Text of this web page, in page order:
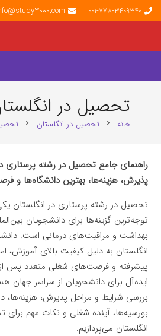
001-778-3409340
تحصیل در
خانه chevron_right تحصیل در انگلستان chevron_right
راهنمای جامع تحصیل در رشته پرستاری
پذیرش، هزینه‌ها، بهترین دانشگاه‌ها و
تحصیل در رشته پرستاری در انگلستان
توجه‌ترین گزینه‌ها برای دانشجویان
بهداشت و مراقبت‌های درمانی است.
انگلستان به دلیل کیفیت بالای آموزش،
پیشرفته و فرصت‌های شغلی متعدد پس
ایده‌آل برای دانشجویان از سراسر جهان
بررسی شرایط و مراحل پذیرش، هزینه‌ها،
بورسیه‌ها، آینده شغلی و نکات مهم برای
انگلستان می‌پردازیم.